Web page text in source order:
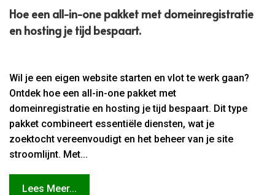
Hoe een all-in-one pakket met domeinregistratie
en hosting je tijd bespaart.​
Wil je een eigen website starten en vlot te werk gaan?
Ontdek hoe een all-in-one pakket met
domeinregistratie en hosting je tijd bespaart. Dit type
pakket combineert essentiële diensten, wat je
zoektocht vereenvoudigt en het beheer van je site
stroomlijnt. Met...
Lees Meer...